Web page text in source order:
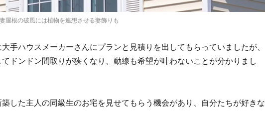
屋根の破風には植物を連想させる妻飾りも
手ハウスメーカーさんにプランと見積りを出してもらっていましたが、
ドンドン間取りが狭くなり、動線も希望が叶わないことが分かりまし
した主人の同級生のお宅を見せてもらう機会があり、自分たちが好きな